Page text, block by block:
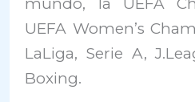
UEFA Women’s
LaLiga, Serie A,
Boxing.